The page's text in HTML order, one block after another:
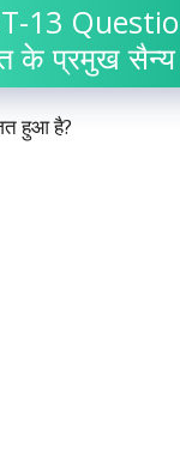
13
के प्रमुख सैन्य
हुआ है?